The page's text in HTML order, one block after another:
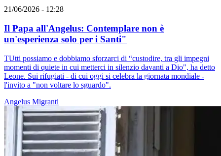
21/06/2026 - 12:28
Il Papa all'Angelus: Contemplare non è
un'esperienza solo per i Santi"
TUtti possiamo e dobbiamo sforzarci di “custodire, tra gli impegni
momenti di quiete in cui metterci in silenzio davanti a Dio", ha detto
Leone. Sui rifugiati - di cui oggi si celebra la giornata mondiale -
l'invito a "non voltare lo sguardo".
Angelus Migranti